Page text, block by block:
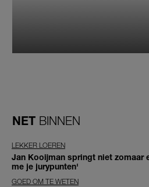
NET BINNEN
LEKKER LOEREN
Jan Kooijman springt niet zomaar
me je jurypunten'
GOED OM TE WETEN